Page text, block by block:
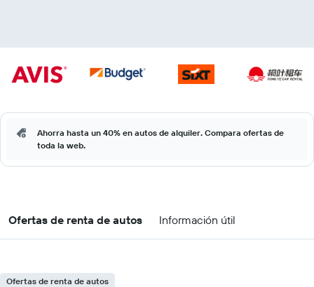
Ahorra hasta un 40% en autos de alquiler. Compara ofertas de
toda la web.
Ofertas de renta de autos Información útil
Ofertas de renta de autos